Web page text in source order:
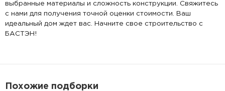
выбранные материалы и сложность конструкции. Свяжитесь
с нами для получения точной оценки стоимости. Ваш
идеальный дом ждет вас. Начните свое строительство с
БАСТЭН!
Похожие подборки